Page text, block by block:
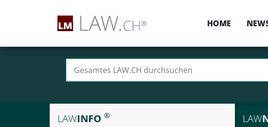
HOME
LAWINFO ® LAW